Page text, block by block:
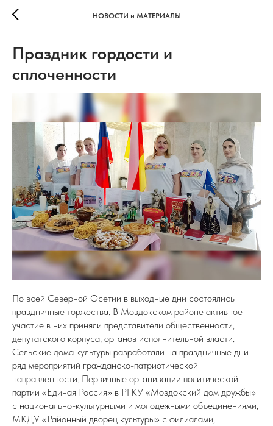
НОВОСТИ и МАТЕРИАЛЫ
Праздник гордости и
сплоченности
По всей Северной Осетии в выходные дни состоялись
праздничные торжества. В Моздокском районе активное
участие в них приняли представители общественности,
депутатского корпуса, органов исполнительной власти.
Сельские дома культуры разработали на праздничные дни
ряд мероприятий гражданско-патриотической
направленности. Первичные организации политической
партии «Единая Россия» в РГКУ «Моздокский дом дружбы»
с национально-культурными и молодежными объединениями,
МКДУ «Районный дворец культуры» с филиалами,